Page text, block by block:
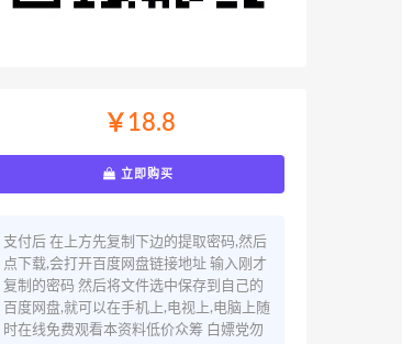
￥18.8
立即购买
支付后 在上方先复制下边的提取密码,然后
点下载,会打开百度网盘链接地址 输入刚才
复制的密码 然后将文件选中保存到自己的
百度网盘,就可以在手机上,电视上,电脑上随
时在线免费观看本资料低价众筹 白嫖党勿